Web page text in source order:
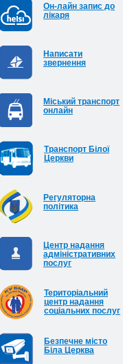
Он-лайн запис до
лікаря
Написати
звернення
Міський транспорт
онлайн
Транспорт Білої
Церкви
Регуляторна
політика
Центр надання
адміністративних
послуг
Територіальний
центр надання
соціальних послуг
Безпечне місто
Біла Церква